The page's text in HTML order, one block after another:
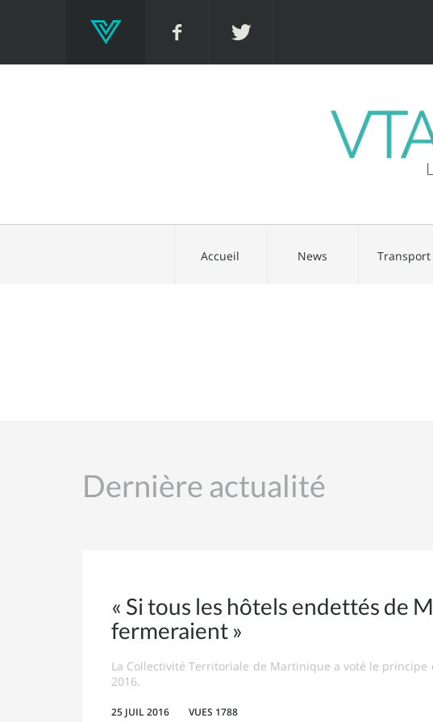
Accueil News Transport
Dernière actualité
« Si tous les hôtels endettés de
fermeraient »
La Collectivité Territoriale de Martinique a voté le principe
2016.
25 JUIL 2016 VUES 1788